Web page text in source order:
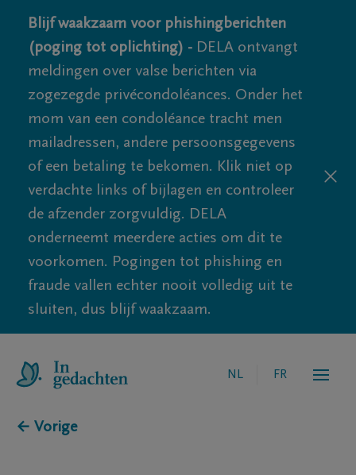
Blijf waakzaam voor phishingberichten
(poging tot oplichting) - DELA ontvangt
meldingen over valse berichten via
zogezegde privécondoléances. Onder het
mom van een condoléance tracht men
mailadressen, andere persoonsgegevens
of een betaling te bekomen. Klik niet op
verdachte links of bijlagen en controleer
de afzender zorgvuldig. DELA
onderneemt meerdere acties om dit te
voorkomen. Pogingen tot phishing en
fraude vallen echter nooit volledig uit te
sluiten, dus blijf waakzaam.
NL FR
← Vorige